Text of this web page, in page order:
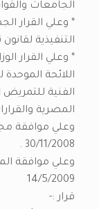
الجامعات
التنفيذية
اللائحة
الفنية
المصرية
وعلي موافقة
30/11/2008 .
وعلي موافقة
14/5/2009
قرار :-